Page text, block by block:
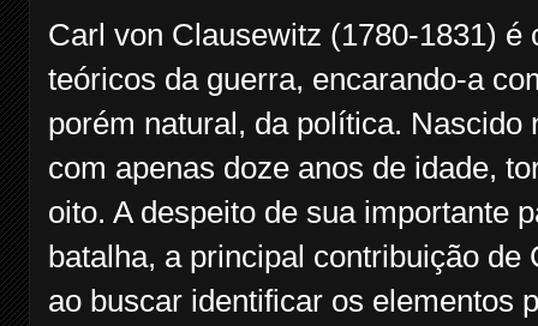
Carl von Clausewitz (1780-1831)
teóricos da guerra, encarando-a
porém natural, da política.
com apenas doze anos de idade,
oito. A despeito de sua importante
batalha, a principal contribuição
ao buscar identificar os elementos